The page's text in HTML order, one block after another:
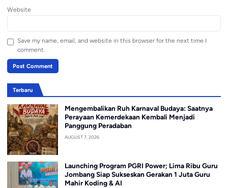
Website
Save my name, email, and website in this browser for the next time I
comment.
Terbaru
Mengembalikan Ruh Karnaval Budaya: Saatnya
Perayaan Kemerdekaan Kembali Menjadi
Panggung Peradaban
AUGUST 7, 2026
Launching Program PGRI Power; Lima Ribu Guru
Jombang Siap Sukseskan Gerakan 1 Juta Guru
Mahir Koding & AI